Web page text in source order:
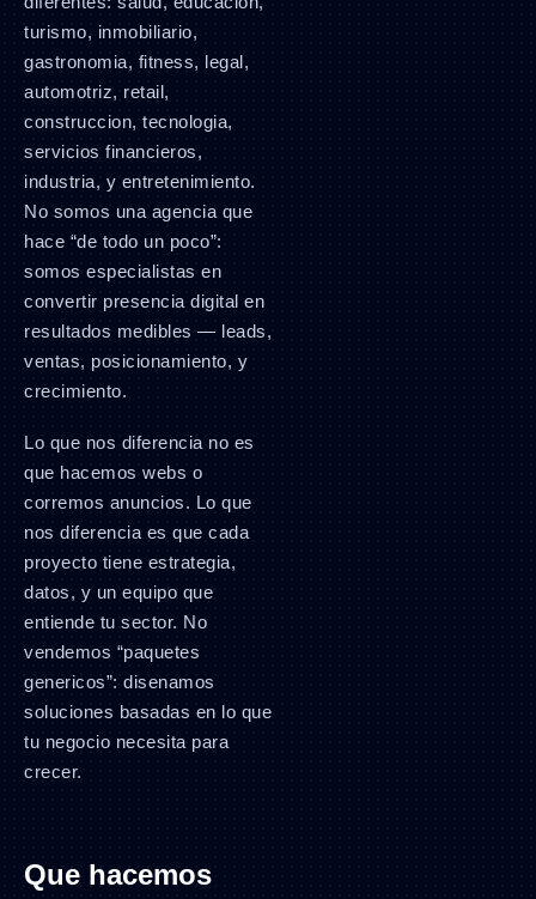
turismo, inmobiliario,
gastronomia, fitness, legal,
automotriz, retail,
construccion, tecnologia,
servicios financieros,
industria, y entretenimiento.
No somos una agencia que
hace “de todo un poco”:
somos especialistas en
convertir presencia digital en
resultados medibles — leads,
ventas, posicionamiento, y
crecimiento.
Lo que nos diferencia no es
que hacemos webs o
corremos anuncios. Lo que
nos diferencia es que cada
proyecto tiene estrategia,
datos, y un equipo que
entiende tu sector. No
vendemos “paquetes
genericos”: disenamos
soluciones basadas en lo que
tu negocio necesita para
crecer.
Que hacemos